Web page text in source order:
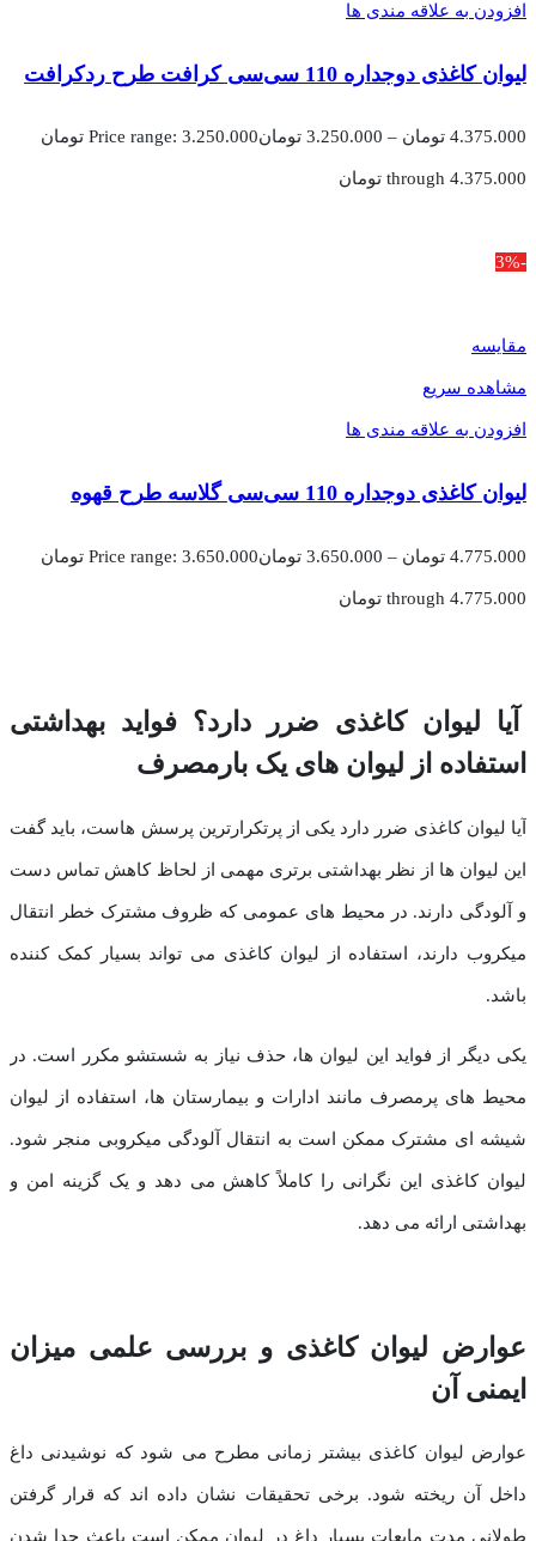
افزودن به علاقه مندی ها
لیوان کاغذی دوجداره 110 سی‌سی کرافت طرح ردکرافت
4.375.000 تومان –
3.250.000 تومان Price range: 3.250.000 تومان
through 4.375.000 تومان
-3%
مقایسه
مشاهده سریع
افزودن به علاقه مندی ها
لیوان کاغذی دوجداره 110 سی‌سی گلاسه طرح قهوه
4.775.000 تومان –
3.650.000 تومان Price range: 3.650.000 تومان
through 4.775.000 تومان
آیا لیوان کاغذی ضرر دارد؟ فواید بهداشتی
استفاده از لیوان های یک بارمصرف
آیا لیوان کاغذی ضرر دارد یکی از پرتکرارترین پرسش هاست، باید گفت
این لیوان ها از نظر بهداشتی برتری مهمی از لحاظ کاهش تماس دست
و آلودگی دارند. در محیط های عمومی که ظروف مشترک خطر انتقال
میکروب دارند، استفاده از لیوان کاغذی می تواند بسیار کمک کننده
باشد.
یکی دیگر از فواید این لیوان ها، حذف نیاز به شستشو مکرر است. در
محیط های پرمصرف مانند ادارات و بیمارستان ها، استفاده از لیوان
شیشه ای مشترک ممکن است به انتقال آلودگی میکروبی منجر شود.
لیوان کاغذی این نگرانی را کاملاً کاهش می دهد و یک گزینه امن و
بهداشتی ارائه می دهد.
عوارض لیوان کاغذی و بررسی علمی میزان
ایمنی آن
عوارض لیوان کاغذی بیشتر زمانی مطرح می شود که نوشیدنی داغ
داخل آن ریخته شود. برخی تحقیقات نشان داده اند که قرار گرفتن
طولانی مدت مایعات بسیار داغ در لیوان ممکن است باعث جدا شدن